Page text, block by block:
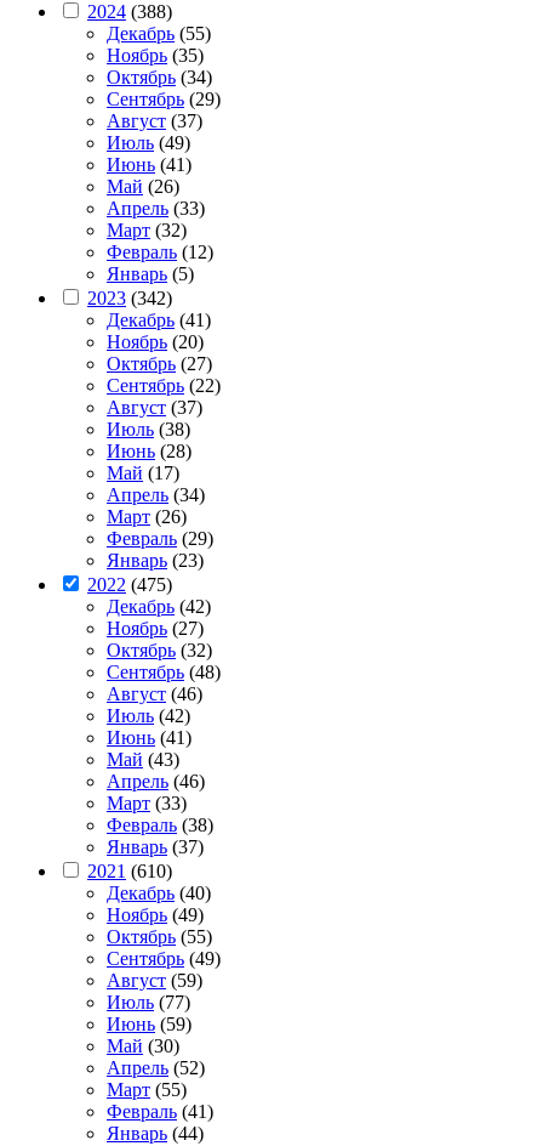
2024 (388)
Декабрь (55)
Ноябрь (35)
Октябрь (34)
Сентябрь (29)
Август (37)
Июль (49)
Июнь (41)
Май (26)
Апрель (33)
Март (32)
Февраль (12)
Январь (5)
2023 (342)
Декабрь (41)
Ноябрь (20)
Октябрь (27)
Сентябрь (22)
Август (37)
Июль (38)
Июнь (28)
Май (17)
Апрель (34)
Март (26)
Февраль (29)
Январь (23)
2022 (475)
Декабрь (42)
Ноябрь (27)
Октябрь (32)
Сентябрь (48)
Август (46)
Июль (42)
Июнь (41)
Май (43)
Апрель (46)
Март (33)
Февраль (38)
Январь (37)
2021 (610)
Декабрь (40)
Ноябрь (49)
Октябрь (55)
Сентябрь (49)
Август (59)
Июль (77)
Июнь (59)
Май (30)
Апрель (52)
Март (55)
Февраль (41)
Январь (44)